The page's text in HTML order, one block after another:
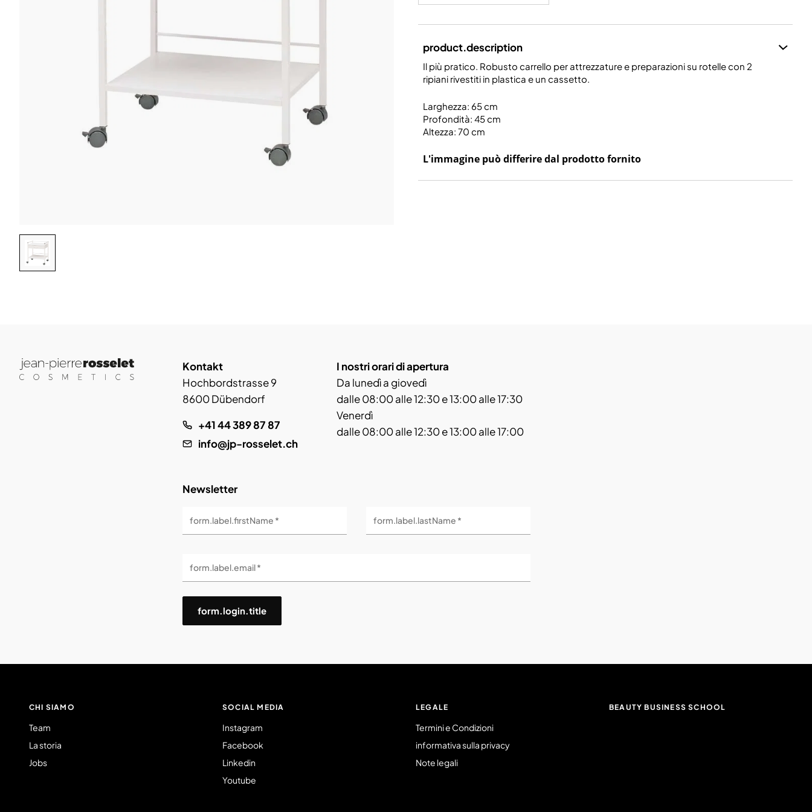
product.description
Il più pratico. Robusto carrello per attrezzature e preparazioni su rotelle con 2
ripiani rivestiti in plastica e un cassetto.
Larghezza: 65 cm
Profondità: 45 cm
Altezza: 70 cm
L'immagine può differire dal prodotto fornito
Kontakt
Hochbordstrasse 9
8600 Dübendorf
+41 44 389 87 87
info@jp-rosselet.ch
I nostri orari di apertura
Da lunedì a giovedì
dalle 08:00 alle 12:30 e 13:00 alle 17:30
Venerdì
dalle 08:00 alle 12:30 e 13:00 alle 17:00
Newsletter
form.label.firstName * form.label.lastName *
form.label.email *
form.login.title
CHI SIAMO
Team
La storia
Jobs
SOCIAL MEDIA
Instagram
Facebook
Linkedin
Youtube
LEGALE
Termini e Condizioni
informativa sulla privacy
Note legali
BEAUTY BUSINESS SCHOOL